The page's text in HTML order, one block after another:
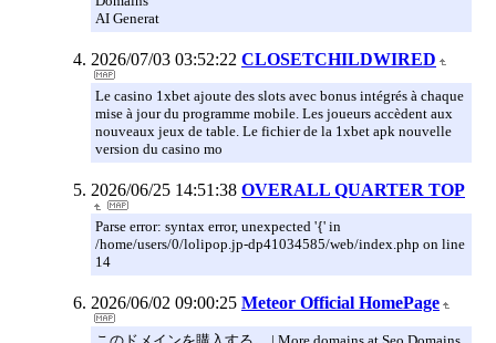
AI Generat
2026/07/03 03:52:22 CLOSETCHILDWIRED
Le casino 1xbet ajoute des slots avec bonus intégrés à chaque
mise à jour du programme mobile. Les joueurs accèdent aux
nouveaux jeux de table. Le fichier de la 1xbet apk nouvelle
version du casino mo
2026/06/25 14:51:38 OVERALL QUARTER TOP
Parse error: syntax error, unexpected '{' in
/home/users/0/lolipop.jp-dp41034585/web/index.php on line
14
2026/06/02 09:00:25 Meteor Official HomePage